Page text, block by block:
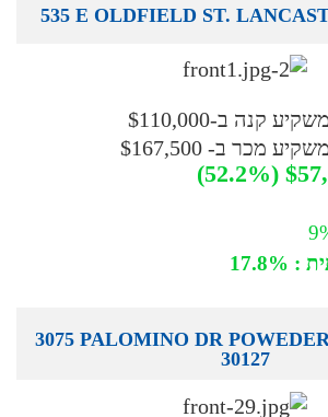
535 E OLDFIELD ST.
3075 PALOMINO DR
30127